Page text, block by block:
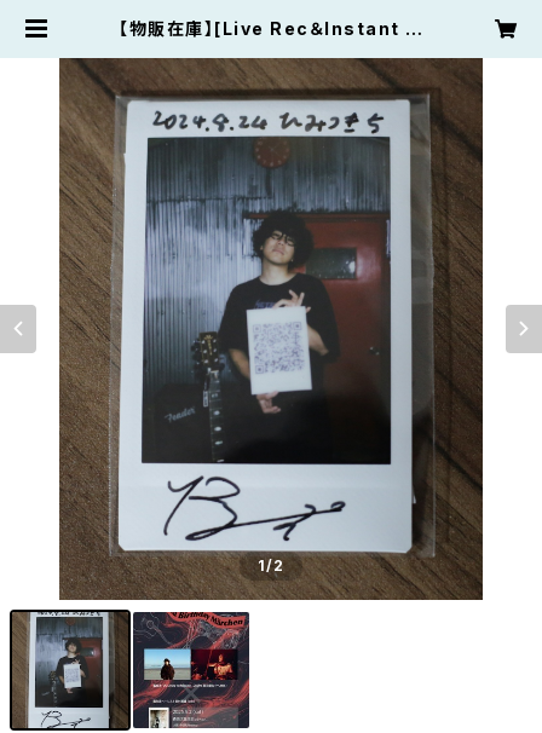
【物販在庫】[Live Rec＆Instant Fi
(土) 大阪・寺田町Fireloop | morir
yota official shop
1/2